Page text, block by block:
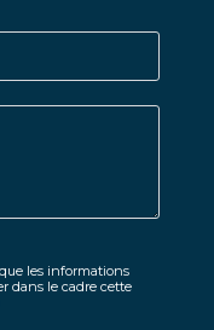
les informations
dans le cadre cette